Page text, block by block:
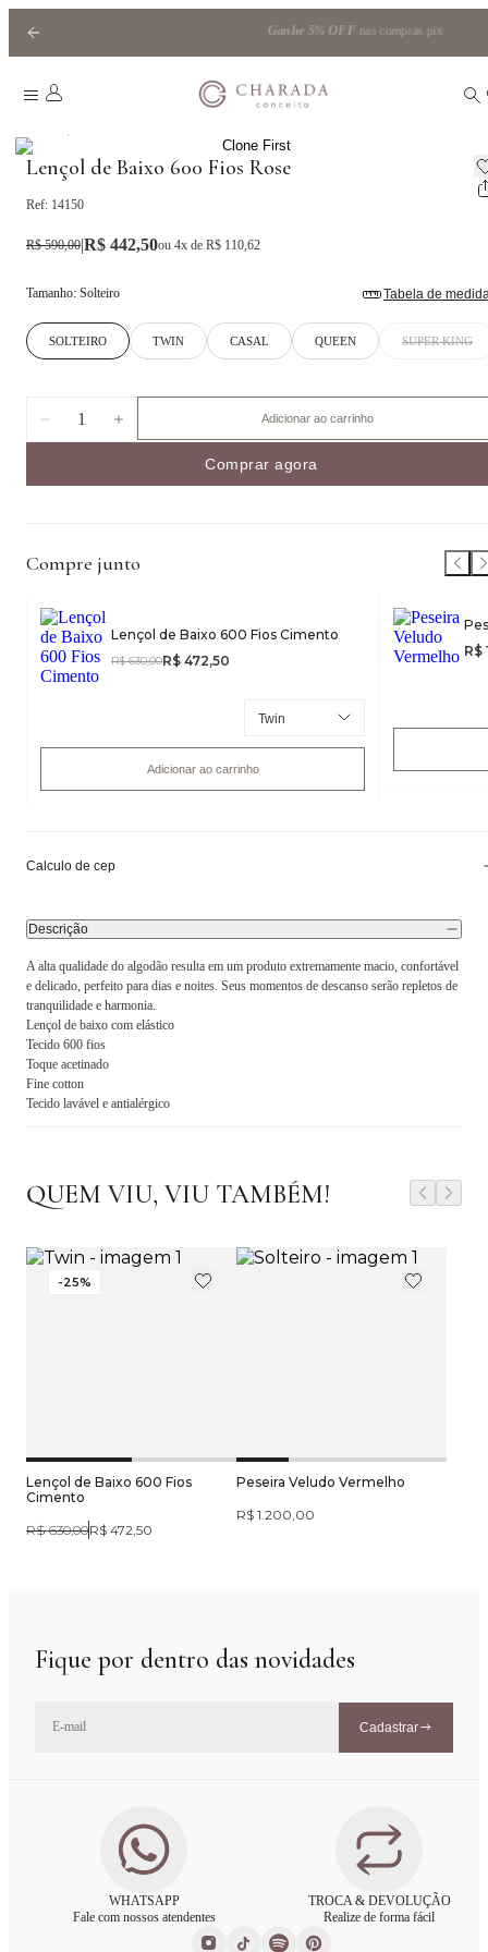
5% OFFnas compras pix
Lençol de Baixo 600 Fios Rose
Ref: 14150
R$ 590,00|R$ 442,50ou 4x de R$ 110,62
Tamanho: Solteiro Tabela de
SOLTEIRO TWIN CASAL QUEEN SUPER KING
1 Adicionar ao carrinho
Comprar agora
Compre junto
Lençol de Baixo 600 Fios Cimento
R$ 630,00R$ 472,50
Adicionar ao carrinho
R$
Calculo de cep
Descrição
A alta qualidade do algodão resulta em um produto extremamente macio, confortável
e delicado, perfeito para dias e noites. Seus momentos de descanso serão repletos de
tranquilidade e harmonia.
Lençol de baixo com elástico
Tecido 600 fios
Toque acetinado
Fine cotton
Tecido lavável e antialérgico
QUEM VIU, VIU TAMBÉM!
-25%
Lençol de Baixo 600 Fios
Cimento
R$ 630,00R$ 472,50
Peseira Veludo Vermelho
R$ 1.200,00
Fique por dentro das novidades
Cadastrar
WHATSAPP
Fale com nossos atendentes
TROCA & DEVOLUÇÃO
Realize de forma fácil